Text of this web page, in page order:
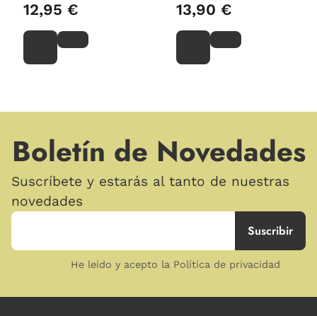
12,95 € 13,90 €
Boletín de Novedades
Suscríbete y estarás al tanto de nuestras
novedades
He leído y acepto la Política de privacidad